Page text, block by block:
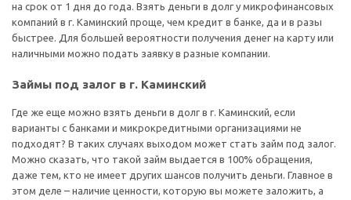
на срок от 1 дня до года. Взять деньги в долг у микрофинансовых
компаний в г. Каминский проще, чем кредит в банке, да и в разы
быстрее. Для большей вероятности получения денег на карту или
наличными можно подать заявку в разные компании.
Займы под залог в г. Каминский
Где же еще можно взять деньги в долг в г. Каминский, если
варианты с банками и микрокредитными организациями не
подходят? В таких случаях выходом может стать займ под залог.
Можно сказать, что такой займ выдается в 100% обращения,
даже тем, кто не имеет других шансов получить деньги. Главное в
этом деле – наличие ценности, которую вы можете заложить, а